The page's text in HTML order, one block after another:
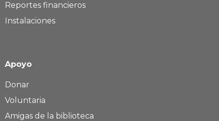
Reportes financieros
Instalaciones
Apoyo
Donar
Voluntaria
Amigas de la biblioteca